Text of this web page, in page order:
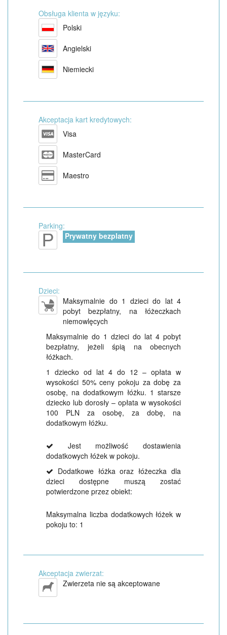
Obsługa klienta w języku:
Polski
Angielski
Niemiecki
Akceptacja kart kredytowych:
Visa
MasterCard
Maestro
Parking:
Prywatny bezplatny
Dzieci:
Maksymalnie do 1 dzieci do lat 4
pobyt bezpłatny, na łóżeczkach
niemowlęcych
Maksymalnie do 1 dzieci do lat 4 pobyt
bezpłatny, jeżeli śpią na obecnych
łóżkach.
1 dziecko od lat 4 do 12 – opłata w
wysokości 50% ceny pokoju za dobę za
osobę, na dodatkowym łóżku. 1 starsze
dziecko lub dorosły – opłata w wysokości
100 PLN za osobę, za dobę, na
dodatkowym łóżku.
Jest możliwość dostawienia
dodatkowych łóżek w pokoju.
Dodatkowe łóżka oraz łóżeczka dla
dzieci dostępne muszą zostać
potwierdzone przez obiekt:
Maksymalna liczba dodatkowych łóżek w
pokoju to: 1
Akceptacja zwierzat:
Zwierzeta nie są akceptowane